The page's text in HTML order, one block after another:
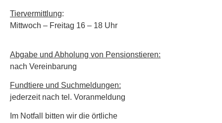
Tiervermittlung:
Mittwoch – Freitag 16 – 18 Uhr
Abgabe und Abholung von Pensionstieren:
nach Vereinbarung
Fundtiere und Suchmeldungen:
jederzeit nach tel. Voranmeldung
Im Notfall bitten wir die örtliche